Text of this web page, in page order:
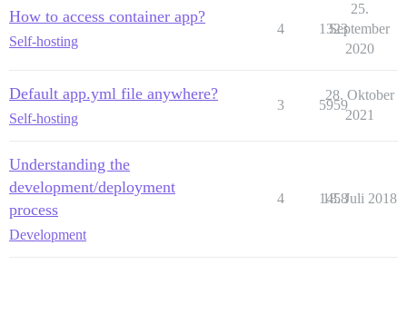
How to access container app?
Self-hosting
4 1323
25.
September
2020
Default app.yml file anywhere?
Self-hosting
3 5959
28. Oktober
2021
Understanding the
development/deployment
process
Development
4 1458
18. Juli 2018